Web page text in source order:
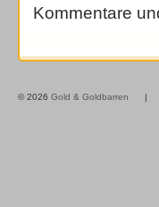
Kommentare
© 2026 Gold & Goldbarren |